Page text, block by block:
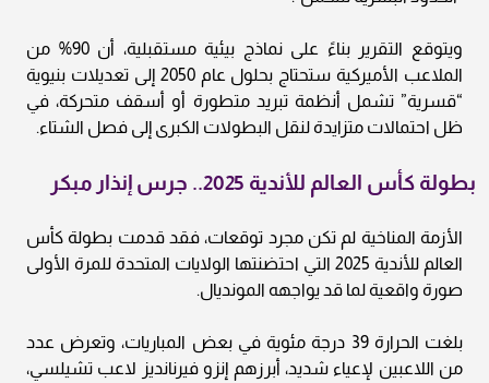
ويتوقع التقرير بناءً على نماذج بيئية مستقبلية، أن 90% من
الملاعب الأميركية ستحتاج بحلول عام 2050 إلى تعديلات بنيوية
“قسرية” تشمل أنظمة تبريد متطورة أو أسقف متحركة، في
ظل احتمالات متزايدة لنقل البطولات الكبرى إلى فصل الشتاء.
بطولة كأس العالم للأندية 2025.. جرس إنذار مبكر
الأزمة المناخية لم تكن مجرد توقعات، فقد قدمت بطولة كأس
العالم للأندية 2025 التي احتضنتها الولايات المتحدة للمرة الأولى
صورة واقعية لما قد يواجهه المونديال.
بلغت الحرارة 39 درجة مئوية في بعض المباريات، وتعرض عدد
من اللاعبين لإعياء شديد، أبرزهم إنزو فيرنانديز لاعب تشيلسي،